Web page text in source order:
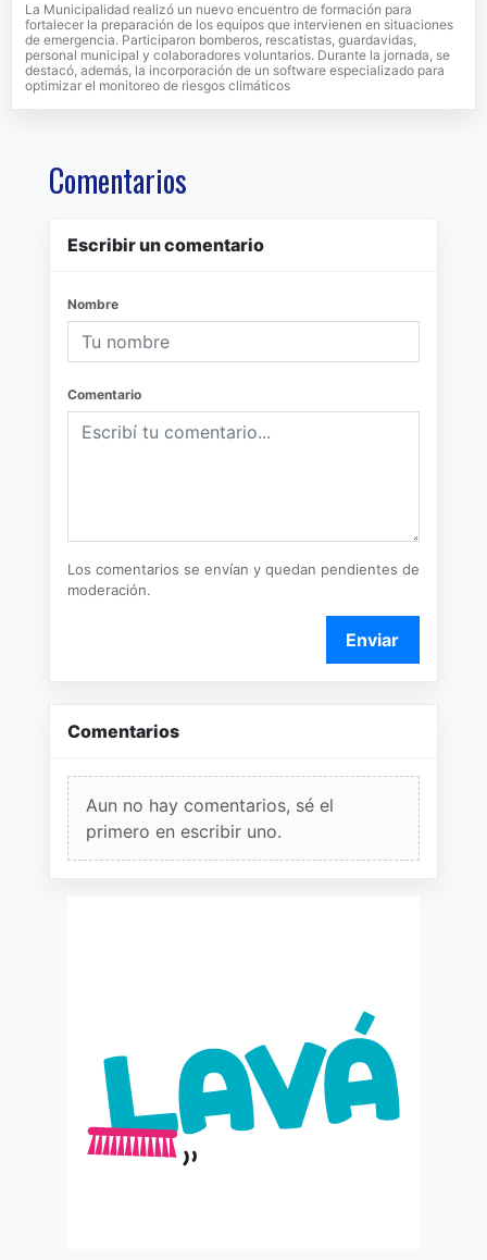
La Municipalidad realizó un nuevo encuentro de formación para
fortalecer la preparación de los equipos que intervienen en situaciones
de emergencia. Participaron bomberos, rescatistas, guardavidas,
personal municipal y colaboradores voluntarios. Durante la jornada, se
destacó, además, la incorporación de un software especializado para
optimizar el monitoreo de riesgos climáticos
Comentarios
Escribir un comentario
Nombre
Comentario
Los comentarios se envían y quedan pendientes de
moderación.
Enviar
Comentarios
Aun no hay comentarios, sé el
primero en escribir uno.